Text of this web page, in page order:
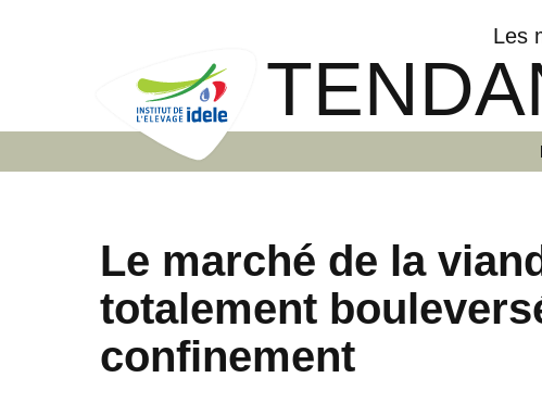
Les
Le marché de la
totalement
confinement